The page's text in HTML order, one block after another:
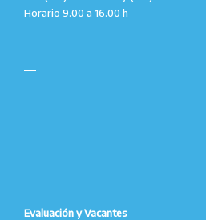
Horario 9.00 a 16.00 h
Evaluación y Vacantes